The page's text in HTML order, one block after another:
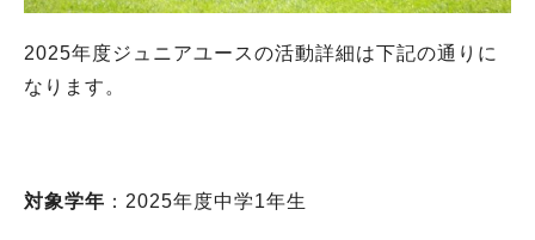
2025年度ジュニアユースの活動詳細は下記の通りに
なります。
対象学年 ：2025年度中学1年生